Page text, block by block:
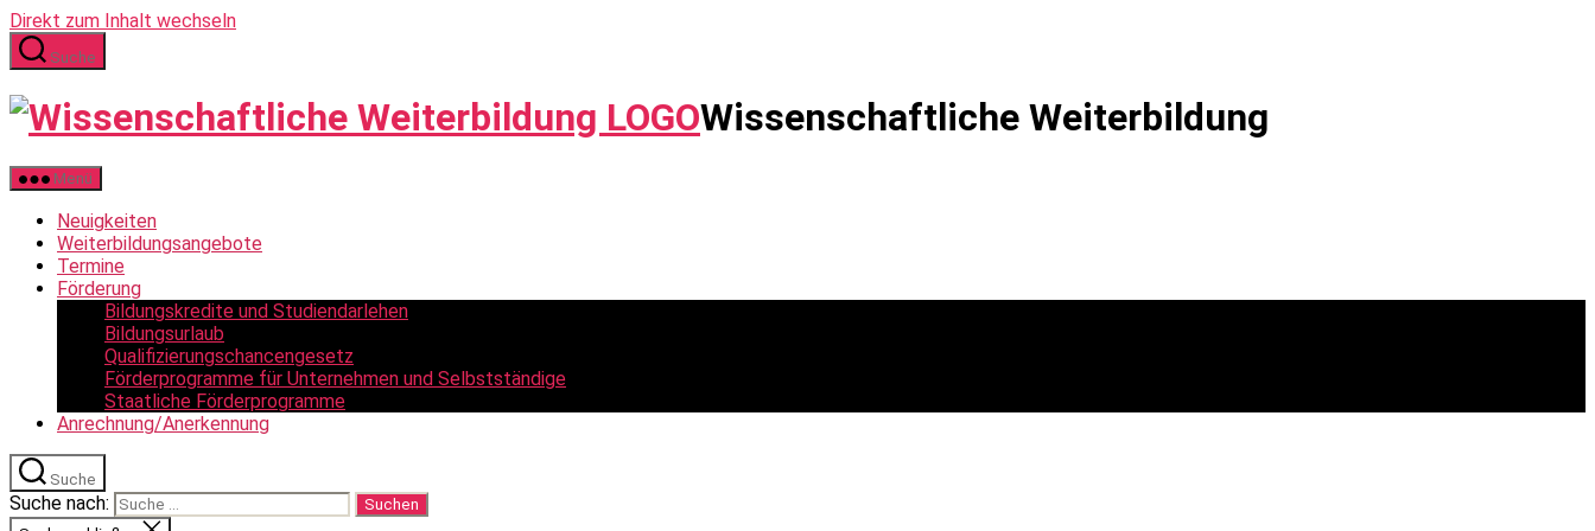
Direkt zum Inhalt wechseln
Suche
Wissenschaftliche Weiterbildung
Menü
Neuigkeiten
Weiterbildungsangebote
Termine
Förderung
Bildungskredite und Studiendarlehen
Bildungsurlaub
Qualifizierungschancengesetz
Förderprogramme für Unternehmen und Selbstständige
Staatliche Förderprogramme
Anrechnung/Anerkennung
Suche
Suche nach: